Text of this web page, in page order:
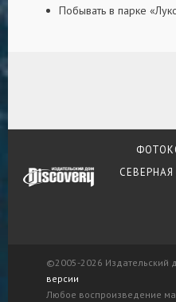
Побывать в парке
©2005-2026 Издательский
версии
Любое воспроизведение